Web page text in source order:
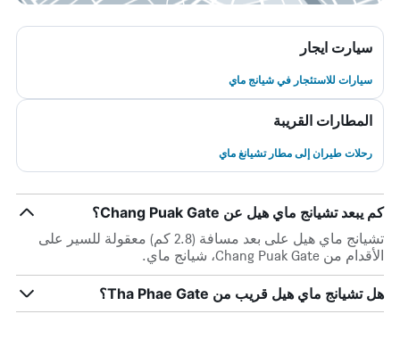
سيارت ايجار
سيارات للاستئجار في شيانج ماي
المطارات القريبة
رحلات طيران إلى مطار تشيانغ ماي
كم يبعد تشيانج ماي هيل عن Chang Puak Gate؟
تشيانج ماي هيل على بعد مسافة (2.8 كم) معقولة للسير على
الأقدام من Chang Puak Gate، شيانج ماي.
هل تشيانج ماي هيل قريب من Tha Phae Gate؟